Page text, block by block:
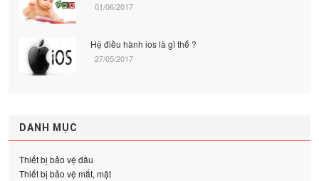
01/06/2017
Hệ điều hành ios là gì thế ?
27/05/2017
DANH MỤC
Thiết bị bảo vệ đầu
Thiết bị bảo vệ mắt, mặt